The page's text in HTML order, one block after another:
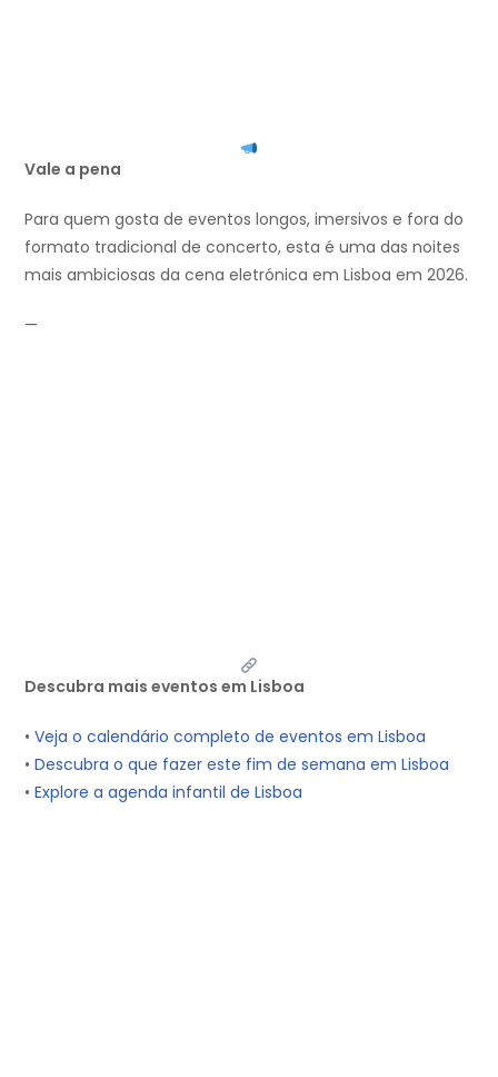
Vale a pena
Para quem gosta de eventos longos, imersivos e fora do
formato tradicional de concerto, esta é uma das noites
mais ambiciosas da cena eletrónica em Lisboa em 2026.
—
Descubra mais eventos em Lisboa
• Veja o calendário completo de eventos em Lisboa
• Descubra o que fazer este fim de semana em Lisboa
• Explore a agenda infantil de Lisboa